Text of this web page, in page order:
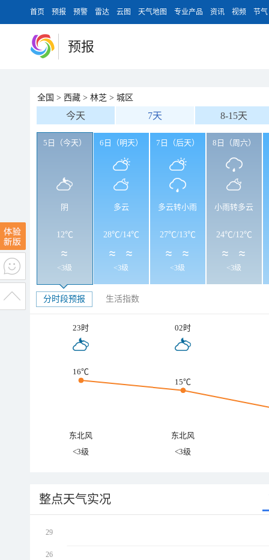
首页 预报 预警 雷达 云图 天气地图 专业产品 资讯 视频 节气
预报
全国 > 西藏 > 林芝 > 城区
今天 7天 8-15天
5日（今天）
阴
12℃
<3级
6日（明天）
多云
28℃/14℃
<3级
7日（后天）
多云转小雨
27℃/13℃
<3级
8日（周六）
小雨转多云
24℃/12℃
<3级
分时段预报 生活指数
23时 02时
16℃
15℃
东北风
东北风
<3级
<3级
整点天气实况
29
26